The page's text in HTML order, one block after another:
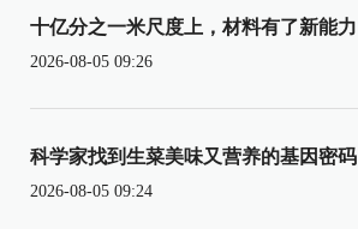
十亿分之一米尺度上，材料有了新能力
2026-08-05 09:26
科学家找到生菜美味又营养的基因密码
2026-08-05 09:24